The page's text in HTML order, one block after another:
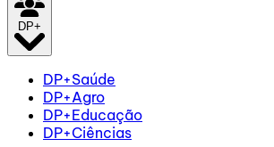
DP+
DP+Saúde
DP+Agro
DP+Educação
DP+Ciências